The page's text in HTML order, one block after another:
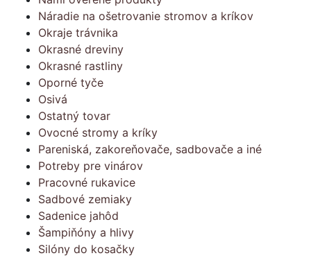
Náradie na ošetrovanie stromov a kríkov
Okraje trávnika
Okrasné dreviny
Okrasné rastliny
Oporné tyče
Osivá
Ostatný tovar
Ovocné stromy a kríky
Pareniská, zakoreňovače, sadbovače a iné
Potreby pre vinárov
Pracovné rukavice
Sadbové zemiaky
Sadenice jahôd
Šampiňóny a hlivy
Silóny do kosačky